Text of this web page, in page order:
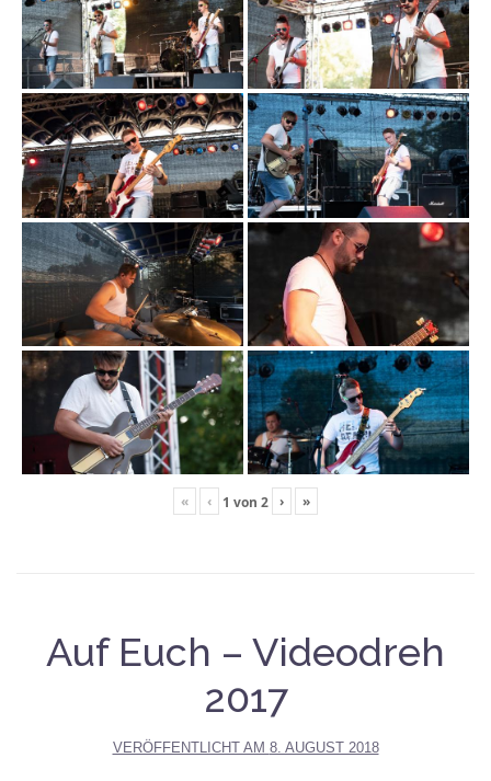
« ‹ 1 von 2 › »
Auf Euch – Videodreh
2017
VERÖFFENTLICHT AM 8. AUGUST 2018